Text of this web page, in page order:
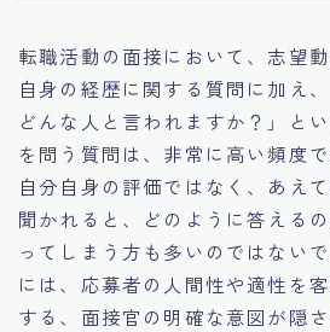
14.キャリアアップのための面接
15.職場適応力をアピールする方
16.エージェントと良好な関係を
17.面接でブランクを効果的に伝
転職活動の面接において、志望
自身の経歴に関する質問に加え
どんな人と言われますか？」と
を問う質問は、非常に高い頻度
自分自身の評価ではなく、あえ
聞かれると、どのように答える
ってしまう方も多いのではない
には、応募者の人間性や適性を
する、面接官の明確な意図が隠